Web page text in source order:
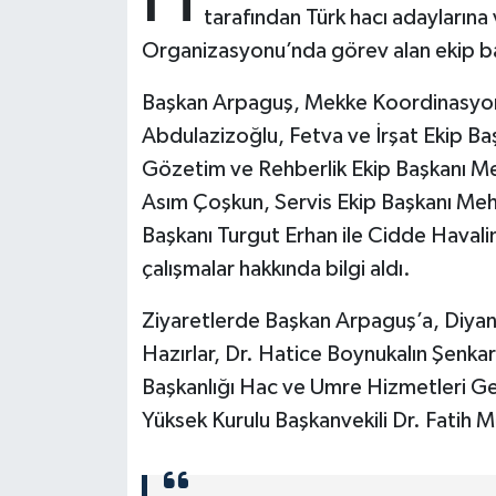
tarafından Türk hacı
Organizasyonu’nda görev alan ekip
Başkan Arpaguş, Mekke
Abdulazizoğlu, Fetva ve İrşat Ekip
Gözetim ve Rehberlik Ekip Başkanı
Asım Çoşkun, Servis Ekip Başkanı
Başkanı Turgut Erhan ile Cidde
çalışmalar hakkında bilgi aldı.
Ziyaretlerde Başkan Arpaguş’a,
Hazırlar, Dr. Hatice Boynukalın
Başkanlığı Hac ve Umre Hizmetleri
Yüksek Kurulu Başkanvekili Dr. Fatih
Bitlis Müftülüğü
Bolu Müftülüğü
Burdur Müftülüğü
Çanakkale Müftülüğü
Çankırı Müftülüğü
Çorum Müftülüğü
Makaleler
Bilim, Teknoloji
Biyografiler